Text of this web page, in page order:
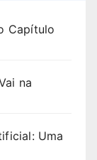
Capítulo
na
Uma